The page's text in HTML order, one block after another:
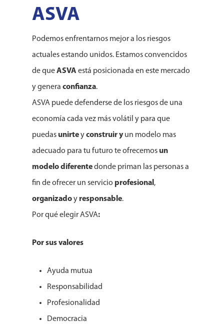
ASVA
Podemos enfrentarnos mejor a los riesgos
actuales estando unidos. Estamos convencidos
de queASVA está posicionada en este mercado
y generaconfianza.
ASVA puede defenderse de los riesgos de una
economía cada vez más volátil y para que
puedas unirteyconstruir yun modelo mas
adecuado para tu futuro te ofrecemos un
modelo diferentedonde priman las personas a
fin de ofrecer un servicio profesional,
organizadoy responsable.
Por qué elegir ASVA:
Por sus valores
Ayuda mutua
Responsabilidad
Profesionalidad
Democracia